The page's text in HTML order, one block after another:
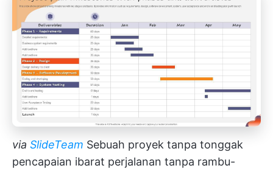
via SlideTeam Sebuah proyek tanpa tonggak
pencapaian ibarat perjalanan tanpa rambu-